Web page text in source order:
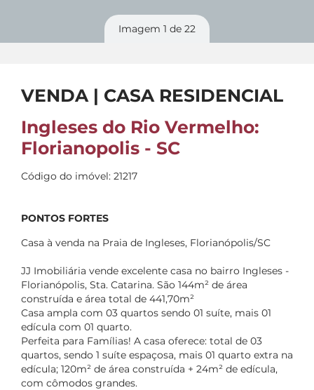
Imagem 1 de 22
VENDA | CASA RESIDENCIAL
Ingleses do Rio Vermelho:
Florianopolis - SC
Código do imóvel: 21217
PONTOS FORTES
Casa à venda na Praia de Ingleses, Florianópolis/SC
JJ Imobiliária vende excelente casa no bairro Ingleses -
Florianópolis, Sta. Catarina. São 144m² de área
construída e área total de 441,70m²
Casa ampla com 03 quartos sendo 01 suíte, mais 01
edícula com 01 quarto.
Perfeita para Famílias! A casa oferece: total de 03
quartos, sendo 1 suíte espaçosa, mais 01 quarto extra na
edícula; 120m² de área construída + 24m² de edícula,
com cômodos grandes.